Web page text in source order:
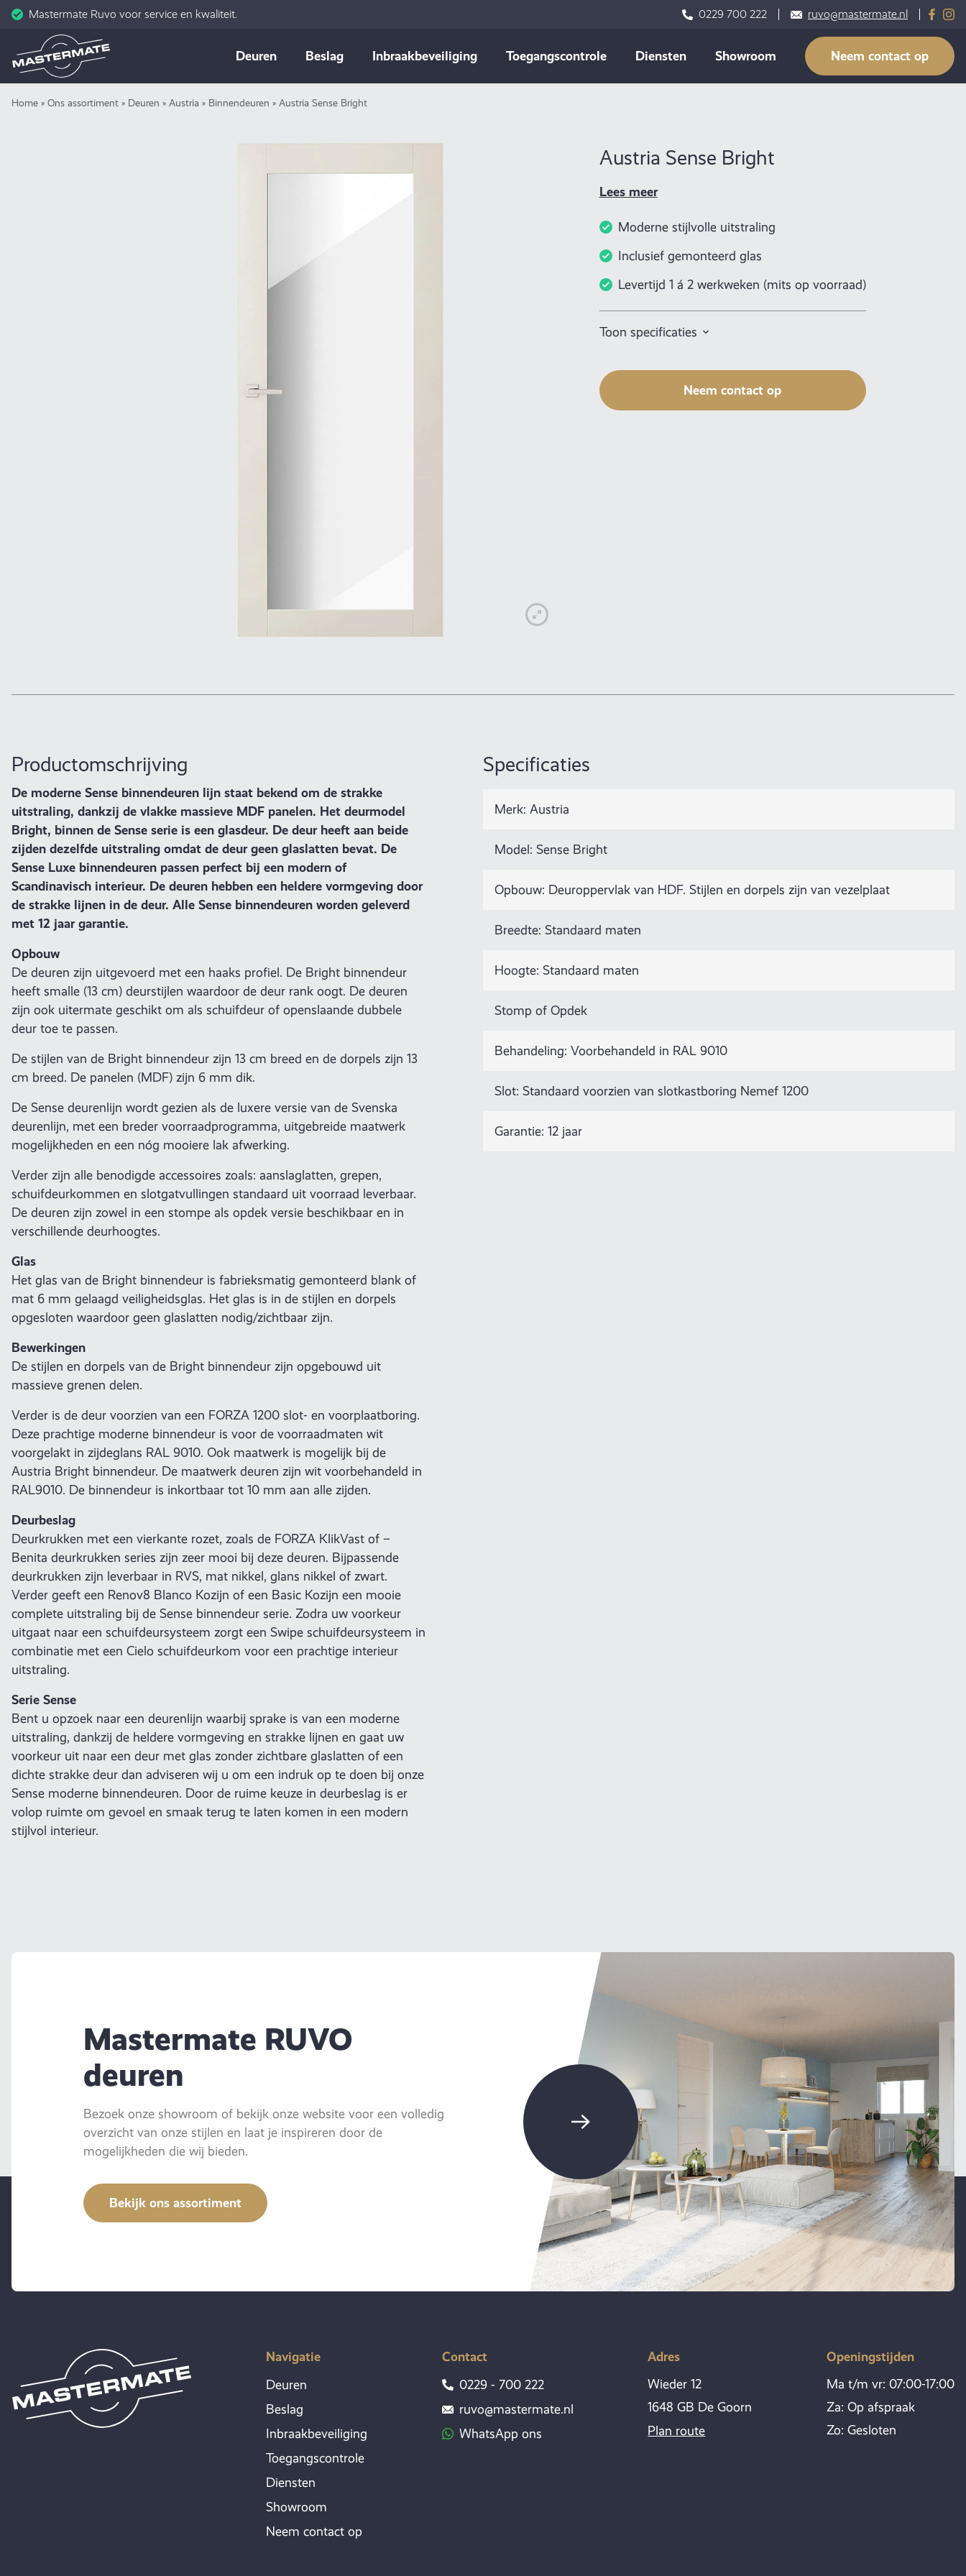
Mastermate Ruvo voor service en kwaliteit. 0229 700 222 ruvo@mastermate.nl
content
Deuren Beslag Inbraakbeveiliging Toegangscontrole Diensten Showroom Neem contact op
Home » Ons assortiment » Deuren » Austria » Binnendeuren » Austria Sense Bright
Austria Sense Bright
Lees meer
Moderne stijlvolle uitstraling
Inclusief gemonteerd glas
Levertijd 1 á 2 werkweken (mits op voorraad)
Toon specificaties
Neem contact op
Productomschrijving
De moderne Sense binnendeuren lijn staat bekend om de strakke
uitstraling, dankzij de vlakke massieve MDF panelen. Het deurmodel
Bright, binnen de Sense serie is een glasdeur. De deur heeft aan beide
zijden dezelfde uitstraling omdat de deur geen glaslatten bevat. De
Sense Luxe binnendeuren passen perfect bij een modern of
Scandinavisch interieur. De deuren hebben een heldere vormgeving door
de strakke lijnen in de deur. Alle Sense binnendeuren worden geleverd
met 12 jaar garantie.
Opbouw
De deuren zijn uitgevoerd met een haaks profiel. De Bright binnendeur
heeft smalle (13 cm) deurstijlen waardoor de deur rank oogt. De deuren
zijn ook uitermate geschikt om als schuifdeur of openslaande dubbele
deur toe te passen.
De stijlen van de Bright binnendeur zijn 13 cm breed en de dorpels zijn 13
cm breed. De panelen (MDF) zijn 6 mm dik.
De Sense deurenlijn wordt gezien als de luxere versie van de Svenska
deurenlijn, met een breder voorraadprogramma, uitgebreide maatwerk
mogelijkheden en een nóg mooiere lak afwerking.
Verder zijn alle benodigde accessoires zoals: aanslaglatten, grepen,
schuifdeurkommen en slotgatvullingen standaard uit voorraad leverbaar.
De deuren zijn zowel in een stompe als opdek versie beschikbaar en in
verschillende deurhoogtes.
Glas
Het glas van de Bright binnendeur is fabrieksmatig gemonteerd blank of
mat 6 mm gelaagd veiligheidsglas. Het glas is in de stijlen en dorpels
opgesloten waardoor geen glaslatten nodig/zichtbaar zijn.
Bewerkingen
De stijlen en dorpels van de Bright binnendeur zijn opgebouwd uit
massieve grenen delen.
Verder is de deur voorzien van een FORZA 1200 slot- en voorplaatboring.
Deze prachtige moderne binnendeur is voor de voorraadmaten wit
voorgelakt in zijdeglans RAL 9010. Ook maatwerk is mogelijk bij de
Austria Bright binnendeur. De maatwerk deuren zijn wit voorbehandeld in
RAL9010. De binnendeur is inkortbaar tot 10 mm aan alle zijden.
Deurbeslag
Deurkrukken met een vierkante rozet, zoals de FORZA KlikVast of –
Benita deurkrukken series zijn zeer mooi bij deze deuren. Bijpassende
deurkrukken zijn leverbaar in RVS, mat nikkel, glans nikkel of zwart.
Verder geeft een Renov8 Blanco Kozijn of een Basic Kozijn een mooie
complete uitstraling bij de Sense binnendeur serie. Zodra uw voorkeur
uitgaat naar een schuifdeursysteem zorgt een Swipe schuifdeursysteem in
combinatie met een Cielo schuifdeurkom voor een prachtige interieur
uitstraling.
Serie Sense
Bent u opzoek naar een deurenlijn waarbij sprake is van een moderne
uitstraling, dankzij de heldere vormgeving en strakke lijnen en gaat uw
voorkeur uit naar een deur met glas zonder zichtbare glaslatten of een
dichte strakke deur dan adviseren wij u om een indruk op te doen bij onze
Sense moderne binnendeuren. Door de ruime keuze in deurbeslag is er
volop ruimte om gevoel en smaak terug te laten komen in een modern
stijlvol interieur.
Specificaties
Merk: Austria
Model: Sense Bright
Opbouw: Deuroppervlak van HDF. Stijlen en dorpels zijn van vezelplaat
Breedte: Standaard maten
Hoogte: Standaard maten
Stomp of Opdek
Behandeling: Voorbehandeld in RAL 9010
Slot: Standaard voorzien van slotkastboring Nemef 1200
Garantie: 12 jaar
Mastermate RUVO
deuren
Bezoek onze showroom of bekijk onze website voor een volledig
overzicht van onze stijlen en laat je inspireren door de
mogelijkheden die wij bieden.
Bekijk ons assortiment
Navigatie
Deuren
Beslag
Inbraakbeveiliging
Toegangscontrole
Diensten
Showroom
Neem contact op
Contact
0229 - 700 222
ruvo@mastermate.nl
WhatsApp ons
Adres
Wieder 12
1648 GB De Goorn
Plan route
Openingstijden
Ma t/m vr: 07:00-17:00
Za: Op afspraak
Zo: Gesloten